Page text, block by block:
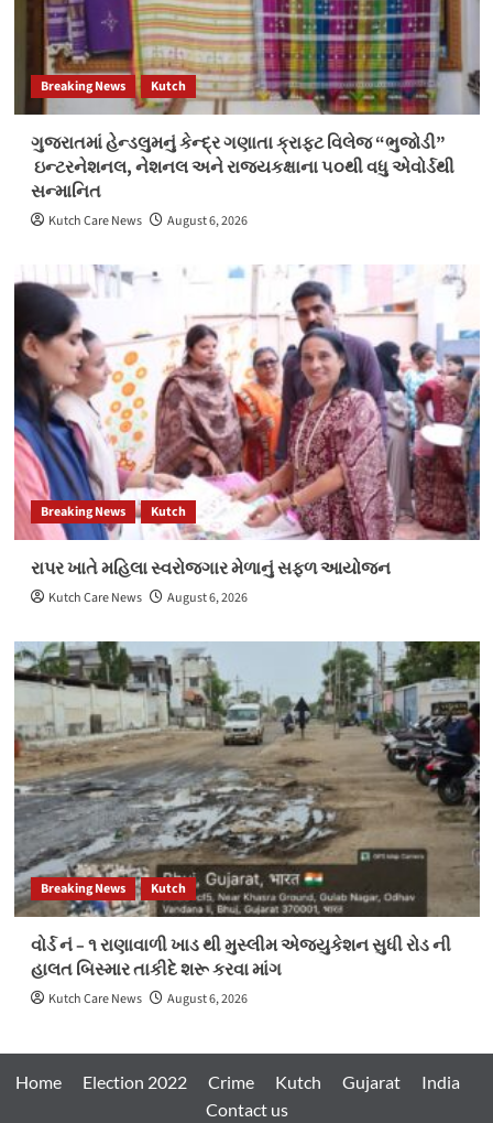
Breaking News Kutch
ગુજરાતમાં હેન્ડલુમનું કેન્દ્ર ગણાતા ક્રાફ્ટ વિલેજ “ભુજોડી”
ઇન્ટરનેશનલ, નેશનલ અને રાજ્યકક્ષાના ૫૦થી વધુ એવોર્ડથી
સન્માનિત
Kutch Care News August 6, 2026
Breaking News Kutch
રાપર ખાતે મહિલા સ્વરોજગાર મેળાનું સફળ આયોજન
Kutch Care News August 6, 2026
Breaking News Kutch
વોર્ડ નં – ૧ રાણાવાળી ખાડ થી મુસ્લીમ એજ્યુકેશન સુધી રોડ ની
હાલત બિસ્માર તાકીદે શરૂ કરવા માંગ
Kutch Care News August 6, 2026
Home Election 2022 Crime Kutch Gujarat
India
Contact us